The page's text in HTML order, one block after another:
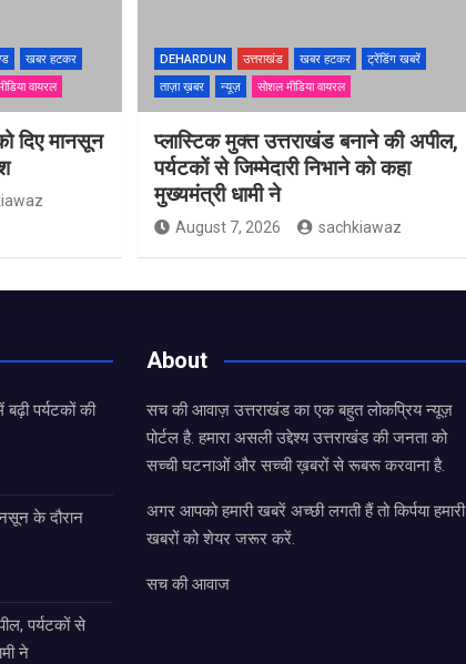
खबर हटकर
वायरल
दिए मानसून
DEHARDUN उत्तराखंड खबर हटकर
ट्रेंडिंग खबरें
ताज़ा ख़बर
न्यूज़ सोशल मीडिया वायरल
प्लास्टिक मुक्त उत्तराखंड बनाने की अपील,
पर्यटकों से जिम्मेदारी निभाने को कहा
मुख्यमंत्री धामी ने
August 7, 2026 sachkiawaz
पर्यटकों की
के दौरान
पर्यटकों से
ने
About
सच की आवाज़ उत्तराखंड का एक बहुत लोकप्रिय न्यूज़
पोर्टल है. हमारा असली उद्देश्य उत्तराखंड की जनता को
सच्ची घटनाओं और सच्ची ख़बरों से रूबरू करवाना है.
अगर आपको हमारी खबरें अच्छी लगती हैं तो किर्पया हमारी
खबरों को शेयर जरूर करें.
सच की आवाज